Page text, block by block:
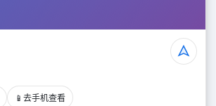
📱 去手机查看